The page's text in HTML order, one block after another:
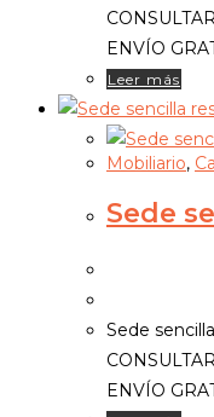
ENVÍO
Leer más
Mobiliario,
Sede
Sede
ENVÍO